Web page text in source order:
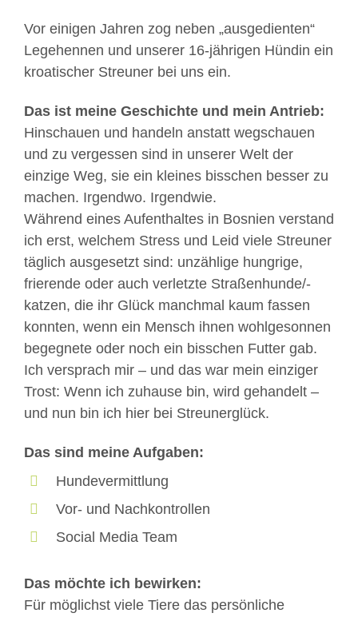
Vor einigen Jahren zog neben „ausgedienten“
Legehennen und unserer 16-jährigen Hündin ein
kroatischer Streuner bei uns ein.
Das ist meine Geschichte und mein Antrieb:
Hinschauen und handeln anstatt wegschauen
und zu vergessen sind in unserer Welt der
einzige Weg, sie ein kleines bisschen besser zu
machen. Irgendwo. Irgendwie.
Während eines Aufenthaltes in Bosnien verstand
ich erst, welchem Stress und Leid viele Streuner
täglich ausgesetzt sind: unzählige hungrige,
frierende oder auch verletzte Straßenhunde/-
katzen, die ihr Glück manchmal kaum fassen
konnten, wenn ein Mensch ihnen wohlgesonnen
begegnete oder noch ein bisschen Futter gab.
Ich versprach mir – und das war mein einziger
Trost: Wenn ich zuhause bin, wird gehandelt –
und nun bin ich hier bei Streunerglück.
Das sind meine Aufgaben:
Hundevermittlung
Vor- und Nachkontrollen
Social Media Team
Das möchte ich bewirken:
Für möglichst viele Tiere das persönliche